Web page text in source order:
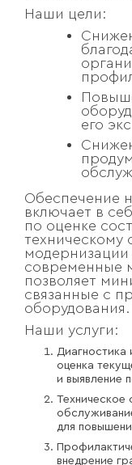
Наши цели:
его
Обеспечение
включает в
по оценке
техническому
модернизации
современные
позволяет
связанные с
оборудования.
Наши услуги:
Диагностика
оценка
и выявление
Техническое
для
внедрение